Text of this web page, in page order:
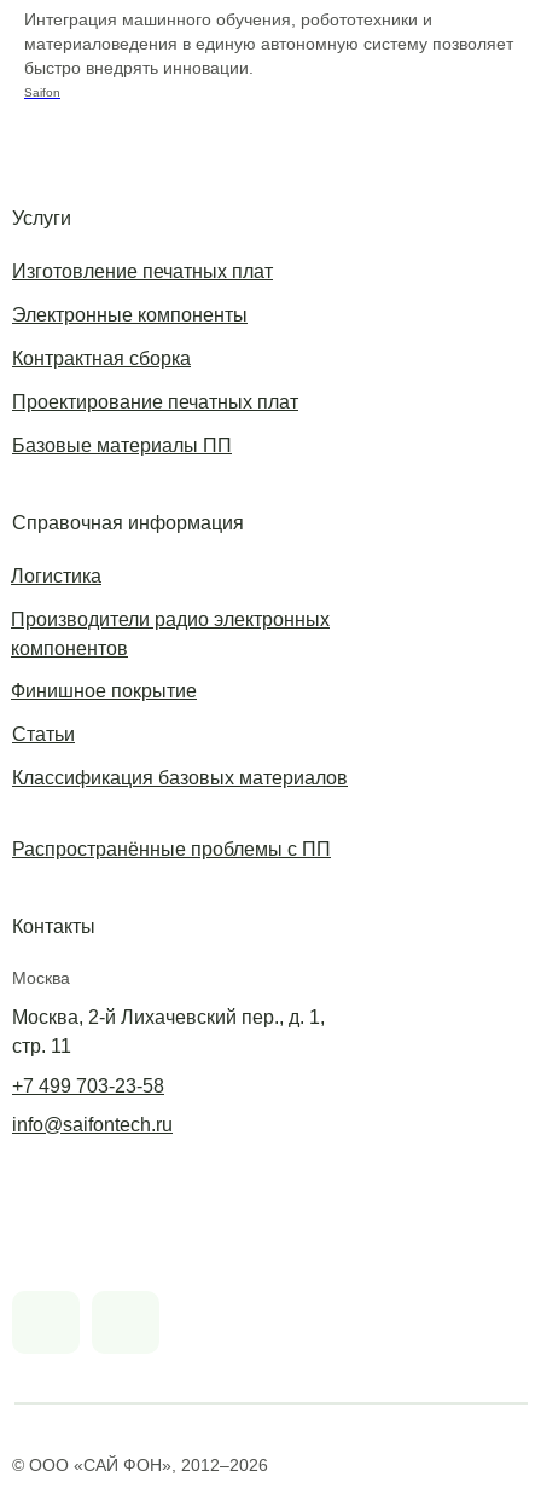
Интеграция машинного обучения, робототехники и
материаловедения в единую автономную систему позволяет
быстро внедрять инновации.
Saifon
Контакты
Москва
Москва, 2-й Лихачевский пер., д. 1,
стр. 11
+7 499 703-23-58
info@saifontech.ru
Справочная информация
Статьи
Классификация базовых материалов
Распространённые проблемы с ПП
Изготовление печатных плат
Электронные компоненты
Контрактная сборка
Проектирование печатных плат
Базовые материалы ПП
Услуги
Логистика
Финишное покрытие
© ООО «САЙ ФОН», 2012–2026
Производители радио электронных
компонентов